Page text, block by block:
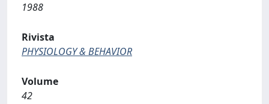
1988
Rivista
PHYSIOLOGY & BEHAVIOR
Volume
42